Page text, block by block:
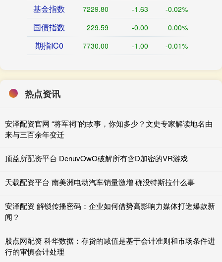
基金指数 7229.80 -1.63 -0.02%
国债指数 229.59 -0.00 0.00%
期指IC0 7730.00 -1.00 -0.01%
热点资讯
安泽配资官网 “将军祠”的故事，你知多少？文史专家解读地名由
来与三百余年变迁
顶益所配资平台 DenuvOwO破解所有含D加密的VR游戏
天载配资平台 南美洲电动汽车销量激增 确没特斯拉什么事
安泽配资 解锁传播密码：企业如何借势高影响力媒体打造爆款新
闻？
股点网配资 科华数据：存货的减值是基于会计准则和市场条件进
行的审慎会计处理